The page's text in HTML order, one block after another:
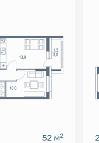
52 м2